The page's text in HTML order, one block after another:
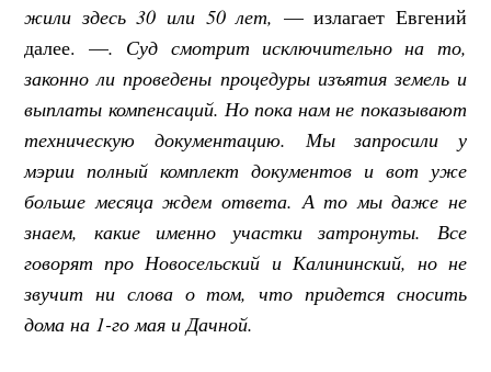
жили здесь 30 или 50 лет, — излагает Евгений
далее. —. Суд смотрит исключительно на то,
законно ли проведены процедуры изъятия земель и
выплаты компенсаций. Но пока нам не показывают
техническую документацию. Мы запросили у
мэрии полный комплект документов и вот уже
больше месяца ждем ответа. А то мы даже не
знаем, какие именно участки затронуты. Все
говорят про Новосельский и Калининский, но не
звучит ни слова о том, что придется сносить
дома на 1-го мая и Дачной.